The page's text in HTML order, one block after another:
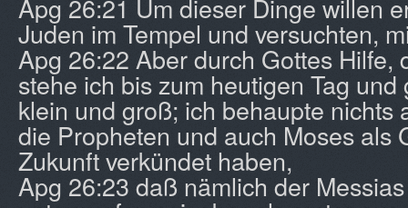
Apg 26:21 Um dieser Dinge willen
Juden im Tempel und versuchten,
Apg 26:22 Aber durch Gottes Hilfe,
stehe ich bis zum heutigen Tag
klein und groß; ich behaupte nichts
die Propheten und auch Moses als
Zukunft verkündet haben,
Apg 26:23 daß nämlich der